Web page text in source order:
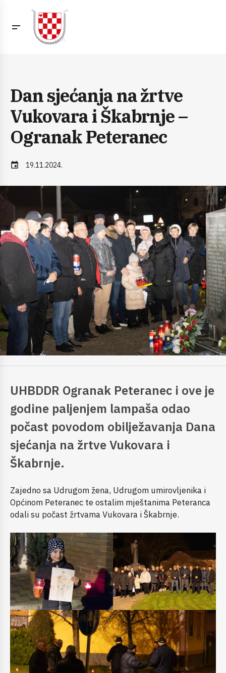
Dan sjećanja na žrtve
Vukovara i Škabrnje –
Ogranak Peteranec
event 19.11.2024.
UHBDDR Ogranak Peteranec i ove je
godine paljenjem lampaša odao
počast povodom obilježavanja Dana
sjećanja na žrtve Vukovara i
Škabrnje.
Zajedno sa Udrugom žena, Udrugom umirovljenika i
Općinom Peteranec te ostalim mještanima Peteranca
odali su počast žrtvama Vukovara i Škabrnje.